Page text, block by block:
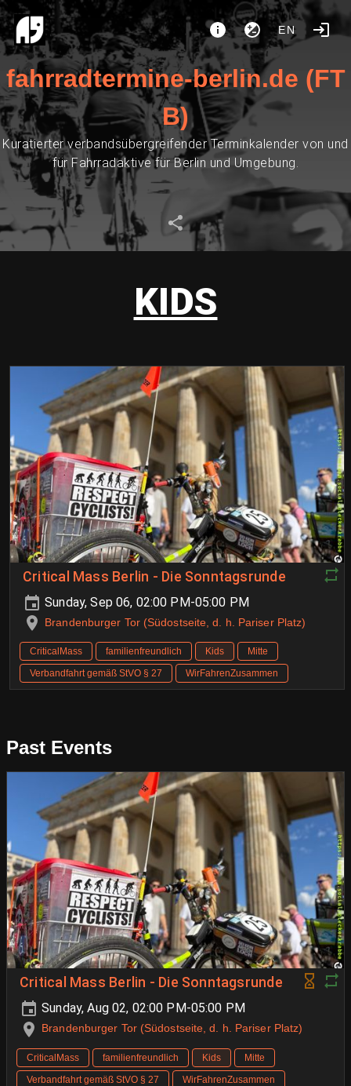
EN
fahrradtermine-berlin.de (FT
B)
Kuratierter verbandsübergreifender Terminkalender von und
für Fahrradaktive für Berlin und Umgebung.
KIDS
Critical Mass Berlin - Die Sonntagsrunde
Sunday, Sep 06, 02:00 PM-05:00 PM
Brandenburger Tor (Südostseite, d. h. Pariser Platz)
CriticalMass familienfreundlich Kids
Mitte
Verbandfahrt gemäß StVO § 27
WirFahrenZusammen
Past Events
Critical Mass Berlin - Die Sonntagsrunde
Sunday, Aug 02, 02:00 PM-05:00 PM
Brandenburger Tor (Südostseite, d. h. Pariser Platz)
CriticalMass familienfreundlich Kids
Mitte
Verbandfahrt gemäß StVO § 27
WirFahrenZusammen